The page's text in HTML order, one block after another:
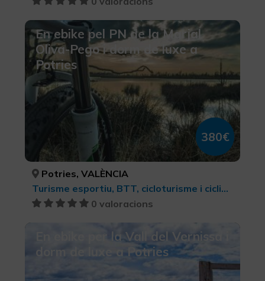
En ebike pel PN de la Marjal
Oliva-Pego i dorm de luxe a
Potries
380€
Potries, VALÈNCIA
Turisme esportiu, BTT, cicloturisme i ciclisme
0 valoracions
En ebike per la Vall del Vernissa i
dorm de luxe a Potries